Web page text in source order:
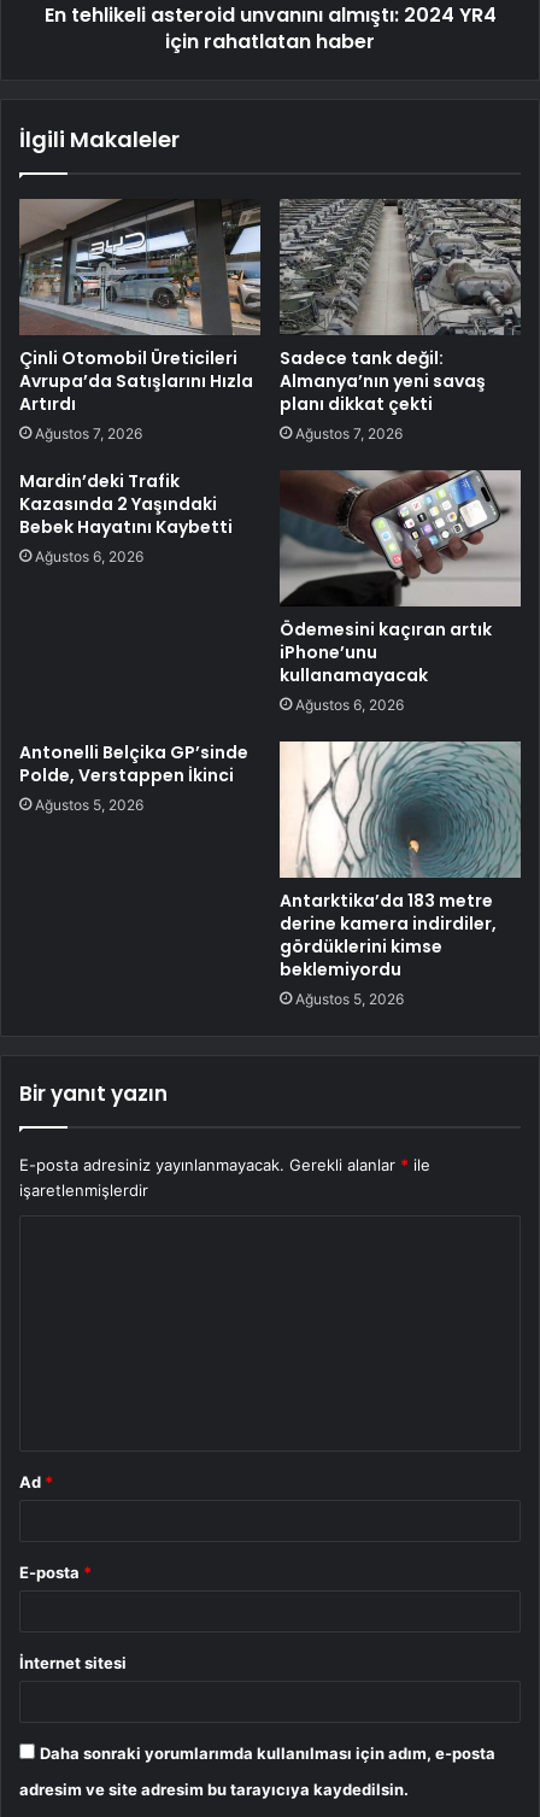
En tehlikeli asteroid unvanını almıştı: 2024 YR4
için rahatlatan haber
İlgili Makaleler
Çinli Otomobil Üreticileri
Avrupa’da Satışlarını Hızla
Artırdı
Ağustos 7, 2026
Sadece tank değil:
Almanya’nın yeni savaş
planı dikkat çekti
Ağustos 7, 2026
Mardin’deki Trafik
Kazasında 2 Yaşındaki
Bebek Hayatını Kaybetti
Ağustos 6, 2026
Ödemesini kaçıran artık
iPhone’unu
kullanamayacak
Ağustos 6, 2026
Antonelli Belçika GP’sinde
Polde, Verstappen İkinci
Ağustos 5, 2026
Antarktika’da 183 metre
derine kamera indirdiler,
gördüklerini kimse
beklemiyordu
Ağustos 5, 2026
Bir yanıt yazın
E-posta adresiniz yayınlanmayacak. Gerekli alanlar * ile
işaretlenmişlerdir
Ad *
E-posta *
İnternet sitesi
Daha sonraki yorumlarımda kullanılması için adım, e-posta
adresim ve site adresim bu tarayıcıya kaydedilsin.